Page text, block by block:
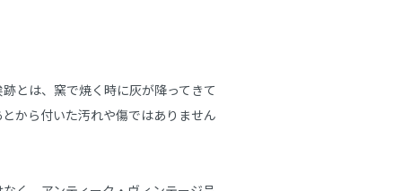
とは、窯で焼く時に灰が降ってきて
から付いた汚れや傷ではありません